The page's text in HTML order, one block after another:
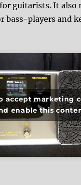
guitarists. It also
bass-players and
accept marketing
enable this